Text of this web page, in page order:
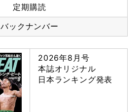
定期購読
バックナンバー
2026年8月号
本誌オリジナル
日本ランキング発表